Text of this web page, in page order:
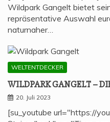
Wildpark Gangelt bietet
repräsentative Auswahl
naturnaher…
WELTENTDECKER
WILD­PARK GAN­GELT –
20. Juli 2023
[su_youtube url="https://